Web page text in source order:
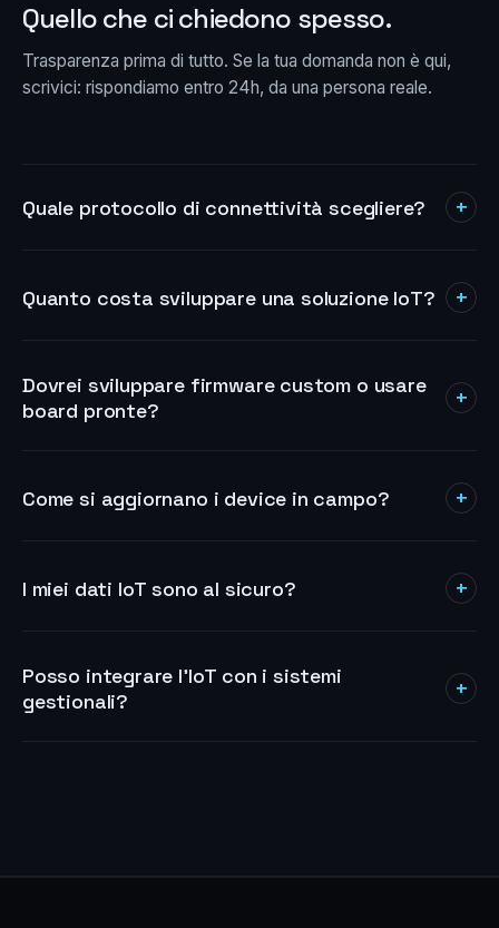
Quello che ci chiedono spesso.
Trasparenza prima di tutto. Se la tua domanda non è qui,
scrivici: rispondiamo entro 24h, da una persona reale.
Quale protocollo di connettività scegliere? +
Quanto costa sviluppare una soluzione IoT? +
Dovrei sviluppare firmware custom o usare
board pronte?
+
Come si aggiornano i device in campo? +
I miei dati IoT sono al sicuro? +
Posso integrare l'IoT con i sistemi
gestionali?
+